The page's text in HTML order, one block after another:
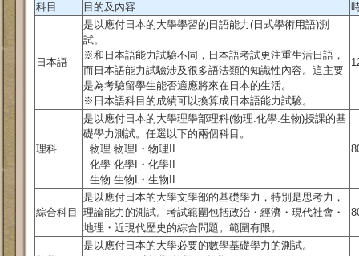
科目 目的及內容
日本語
是以應付日本的大學學習的日語能力(日式學術用語)測
試。
※和日本語能力試驗不同，日本語考試更注重生活日語，
而日本語能力試驗涉及很多語法類的知識性內容。這主要
是為考驗留學生能否適應將來在日本的生活。
※日本語科目的成績可以換算成日本語能力試驗。
理科
是以應付日本的大學理學部理科(物理.化學.生物)授課的基
礎學力測試。任選以下的兩個科目。
物理 物理I・物理II
化學 化學I・化學II
生物 生物I・生物II
綜合科目
是以應付日本的大學文學部的基礎學力，特別是思考力，
理論能力的測試。考試範圍包括政治・經濟・現代社會・
地理・近現代歴史的綜合問題。範圍有限。
是以應付日本的大學必要的數學基礎學力的測試。